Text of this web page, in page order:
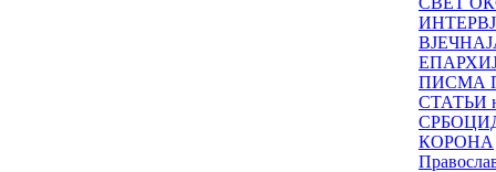
ПИСМА
СТАТЬИ
КОРОНА